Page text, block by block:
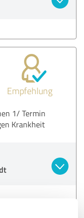
Empfehlung
1/ Termin
Krankheit